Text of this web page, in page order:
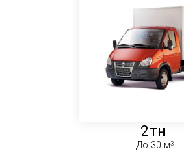
2тн
До 30 м